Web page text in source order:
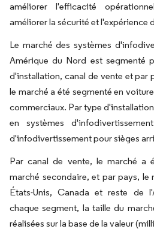
améliorer l'efficacité
améliorer la sécurité et l'expérience
Le marché des systèmes
Amérique du Nord est segmenté
d'installation, canal de vente et par
le marché a été segmenté en
commerciaux. Par type
en systèmes
d'infodivertissement pour sièges
Par canal de vente, le marché a
marché secondaire, et par pays, le
États-Unis, Canada et reste de
chaque segment, la taille du
réalisées sur la base de la valeur